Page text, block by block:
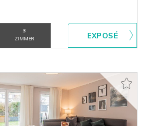
3
ZIMMER